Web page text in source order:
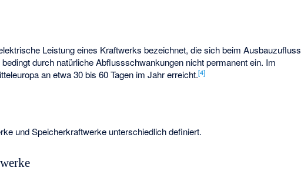
Leistung eines Kraftwerks bezeichnet, die sich beim Ausbauzufluss
durch natürliche Abflussschwankungen nicht permanent ein. Im
an etwa 30 bis 60 Tagen im Jahr erreicht.[4]
und Speicherkraftwerke unterschiedlich definiert.